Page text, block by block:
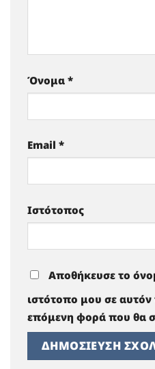
Όνομα *
Email *
Ιστότοπος
Αποθήκευσε το
ιστότοπο μου σε
επόμενη φορά που θα